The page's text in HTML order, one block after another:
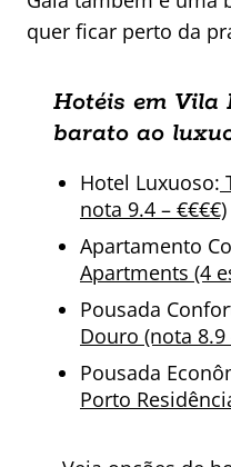
quer ficar perto da
Hotéis em Vila
barato ao
Hotel Luxuoso:
nota 9.4 – €€€€)
Apartamento
Apartments (4
Pousada
Douro (nota 8.9
Pousada
Porto